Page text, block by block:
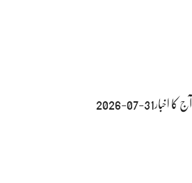
آج کا اخبار31-07-2026